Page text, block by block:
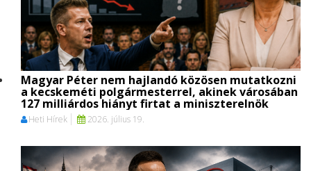
Magyar Péter nem hajlandó közösen mutatkozni
a kecskeméti polgármesterrel, akinek városában
127 milliárdos hiányt firtat a miniszterelnök
Heti Hírek 2026. július 19.